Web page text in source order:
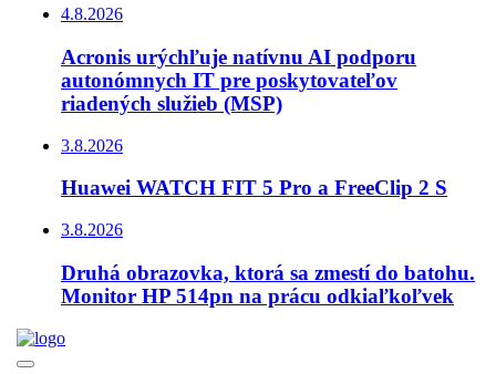
4.8.2026
Acronis urýchľuje natívnu AI podporu
autonómnych IT pre poskytovateľov
riadených služieb (MSP)
3.8.2026
Huawei WATCH FIT 5 Pro a FreeClip 2 S
3.8.2026
Druhá obrazovka, ktorá sa zmestí do batohu.
Monitor HP 514pn na prácu odkiaľkoľvek